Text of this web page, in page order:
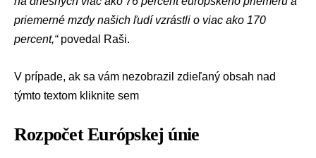
priemerné mzdy našich ľudí vzrástli o viac ako 170
percent,“povedal Raši.
V prípade, ak sa vám nezobrazil zdieľaný obsah nad
týmto textom kliknite sem
Rozpočet Európskej únie